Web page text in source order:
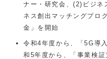
ナー・研究会、(2)ビジネ
ネス創出マッチングプロ
金」を開始
令和4年度から、「5G導
和5年度から、「事業検